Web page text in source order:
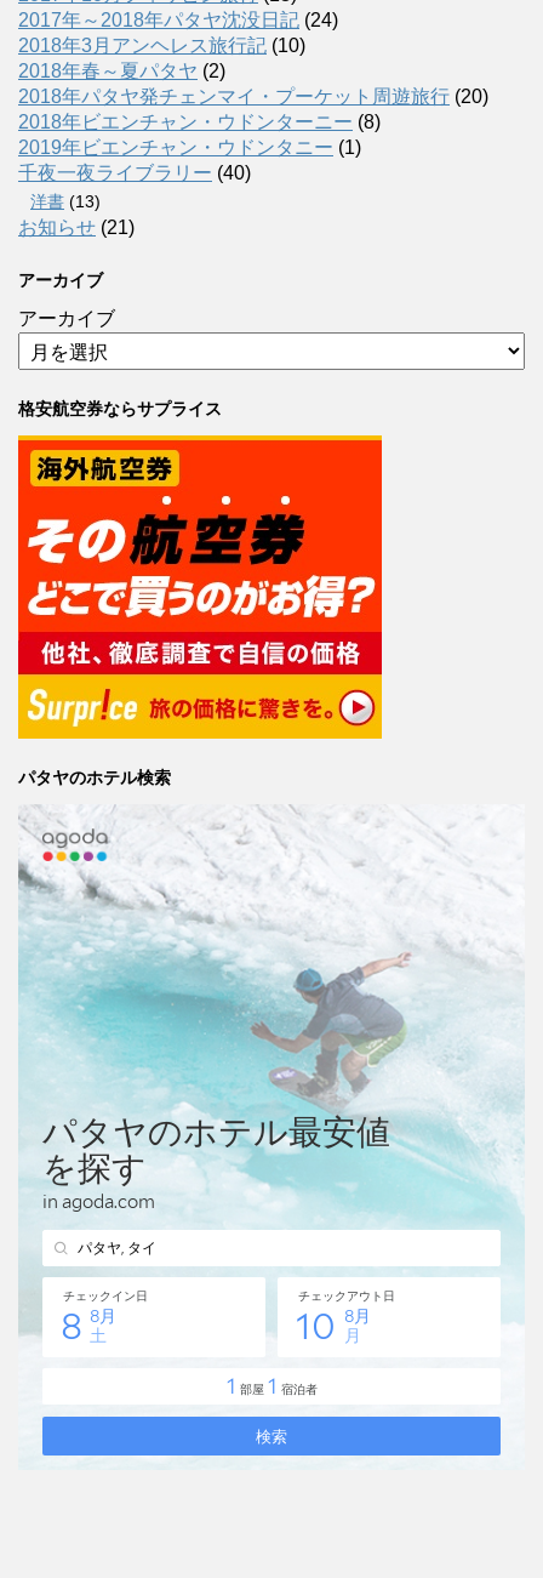
2017年～2018年パタヤ沈没日記 (24)
2018年3月アンヘレス旅行記 (10)
2018年春～夏パタヤ (2)
2018年パタヤ発チェンマイ・プーケット周遊旅行 (20)
2018年ビエンチャン・ウドンターニー (8)
2019年ビエンチャン・ウドンタニー (1)
千夜一夜ライブラリー (40)
洋書 (13)
お知らせ (21)
アーカイブ
アーカイブ
格安航空券ならサプライス
パタヤのホテル検索